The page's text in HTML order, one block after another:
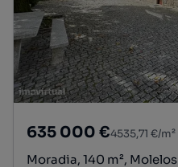
635 000 €4535,71 €/m²
Moradia, 140 m², Molelos